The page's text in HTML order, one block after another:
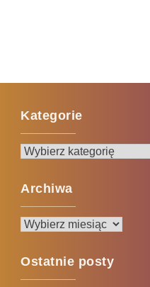
Kategorie
Kategorie
Archiwa
Archiwa
Ostatnie posty